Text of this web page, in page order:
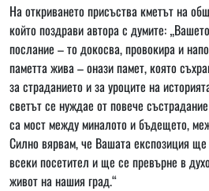
На откриването присъства кметът на
който поздрави автора с думите:
послание – то докосва, провокира и
паметта жива – онази памет, която
за страданието и за уроците на
светът се нуждае от повече
са мост между миналото и бъдещето,
Силно вярвам, че Вашата експозиция ще
всеки посетител и ще се превърне в
живот на нашия град.“